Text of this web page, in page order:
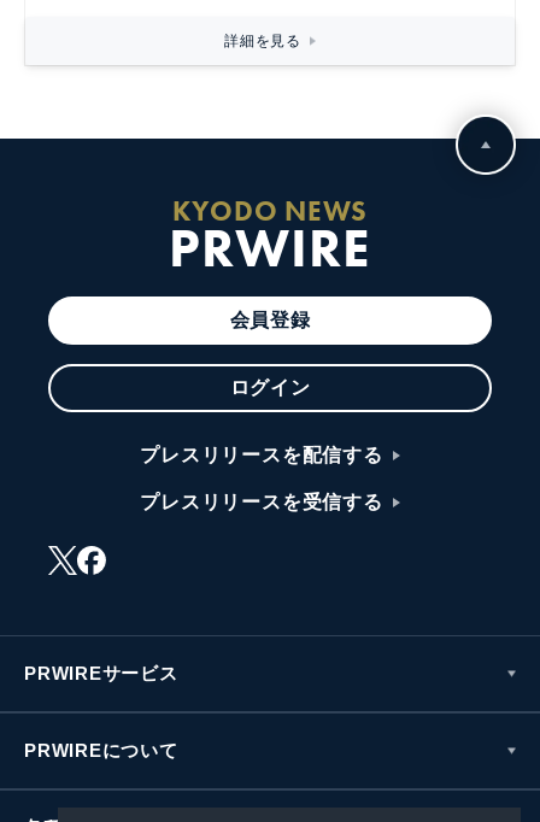
詳細を見る
KYODO NEWS
PRWIRE
会員登録
ログイン
プレスリリースを配信する
プレスリリースを受信する
PRWIREサービス
PRWIREについて